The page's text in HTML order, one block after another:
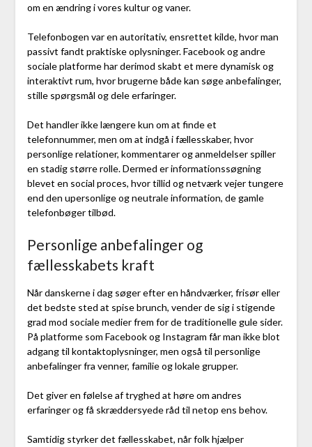
om en ændring i vores kultur og vaner.
Telefonbogen var en autoritativ, ensrettet kilde, hvor man
passivt fandt praktiske oplysninger. Facebook og andre
sociale platforme har derimod skabt et mere dynamisk og
interaktivt rum, hvor brugerne både kan søge anbefalinger,
stille spørgsmål og dele erfaringer.
Det handler ikke længere kun om at finde et
telefonnummer, men om at indgå i fællesskaber, hvor
personlige relationer, kommentarer og anmeldelser spiller
en stadig større rolle. Dermed er informationssøgning
blevet en social proces, hvor tillid og netværk vejer tungere
end den upersonlige og neutrale information, de gamle
telefonbøger tilbød.
Personlige anbefalinger og
fællesskabets kraft
Når danskerne i dag søger efter en håndværker, frisør eller
det bedste sted at spise brunch, vender de sig i stigende
grad mod sociale medier frem for de traditionelle gule sider.
På platforme som Facebook og Instagram får man ikke blot
adgang til kontaktoplysninger, men også til personlige
anbefalinger fra venner, familie og lokale grupper.
Det giver en følelse af tryghed at høre om andres
erfaringer og få skræddersyede råd til netop ens behov.
Samtidig styrker det fællesskabet, når folk hjælper